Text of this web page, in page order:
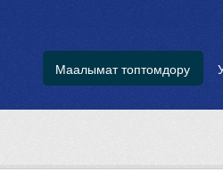
Маалымат топтомдору